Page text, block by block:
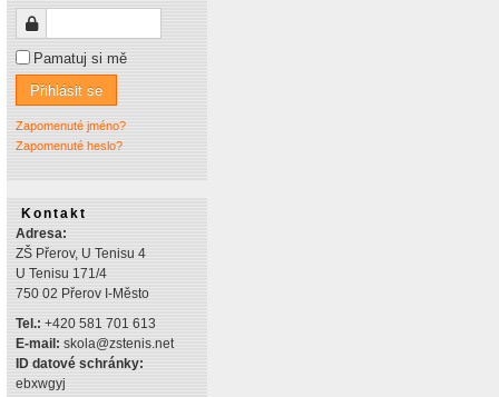
Heslo
Pamatuj si mě
Přihlásit se
Zapomenuté jméno?
Zapomenuté heslo?
Kontakt
Adresa:
ZŠ Přerov, U Tenisu 4
U Tenisu 171/4
750 02 Přerov I-Město
Tel.: +420 581 701 613
E-mail: skola@zstenis.net
ID datové schránky:
ebxwgyj